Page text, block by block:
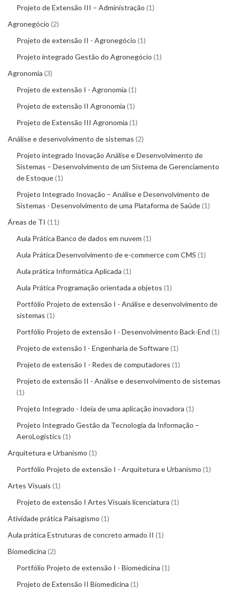
Projeto de Extensão III – Administração 1
Agronegócio 2
Projeto de extensão II - Agronegócio 1
Projeto integrado Gestão do Agronegócio 1
Agronomia 3
Projeto de extensão I - Agronomia 1
Projeto de extensão II Agronomia 1
Projeto de Extensão III Agronomia 1
Análise e desenvolvimento de sistemas 2
Projeto integrado Inovação Análise e Desenvolvimento de
Sistemas – Desenvolvimento de um Sistema de Gerenciamento
de Estoque 1
Projeto Integrado Inovação – Análise e Desenvolvimento de
Sistemas - Desenvolvimento de uma Plataforma de Saúde 1
Áreas de TI 11
Aula Prática Banco de dados em nuvem 1
Aula Prática Desenvolvimento de e-commerce com CMS 1
Aula prática Informática Aplicada 1
Aula Prática Programação orientada a objetos 1
Portfólio Projeto de extensão I - Análise e desenvolvimento de
sistemas 1
Portfólio Projeto de extensão I - Desenvolvimento Back-End 1
Projeto de extensão I - Engenharia de Software 1
Projeto de extensão I - Redes de computadores 1
Projeto de extensão II - Análise e desenvolvimento de sistemas
1
Projeto Integrado - Ideia de uma aplicação inovadora 1
Projeto Integrado Gestão da Tecnologia da Informação –
AeroLogistics 1
Arquitetura e Urbanismo 1
Portfólio Projeto de extensão I - Arquitetura e Urbanismo 1
Artes Visuais 1
Projeto de extensão I Artes Visuais licenciatura 1
Atividade prática Paisagismo 1
Aula prática Estruturas de concreto armado II 1
Biomedicina 2
Portfólio Projeto de extensão I - Biomedicina 1
Projeto de Extensão II Biomedicina 1